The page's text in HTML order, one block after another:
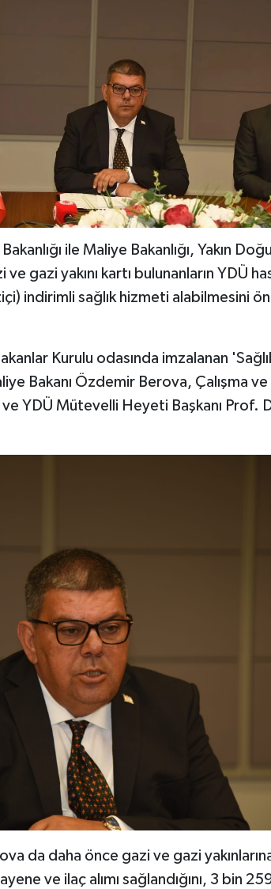
ile Maliye Bakanlığı, Yakın
ve gazi yakını kartı bulunanların YDÜ
indirimli sağlık hizmeti alabilmesini
Kurulu odasında imzalanan
Bakanı Özdemir Berova, Çalışma
YDÜ Mütevelli Heyeti Başkanı Prof.
da daha önce gazi ve gazi
ve ilaç alımı sağlandığını, 3 bin